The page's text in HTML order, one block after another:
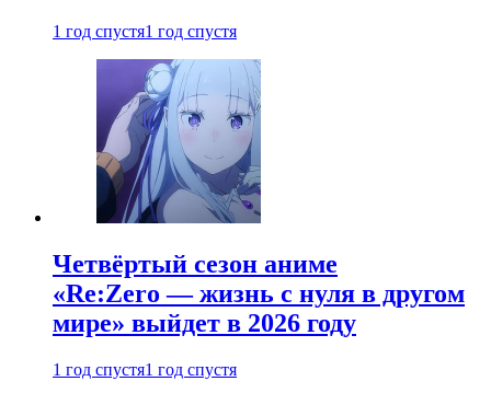
1 год спустя1 год спустя
Четвёртый сезон аниме
«Re:Zero — жизнь с нуля в другом
мире» выйдет в 2026 году
1 год спустя1 год спустя